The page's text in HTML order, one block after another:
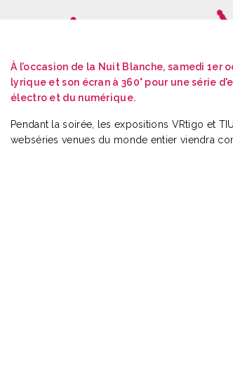
À l’occasion de la Nuit Blanche, samedi 1er
lyrique et son écran à 360° pour une série
électro et du numérique.
Pendant la soirée, les expositions VRtigo et
webséries venues du monde entier viendra